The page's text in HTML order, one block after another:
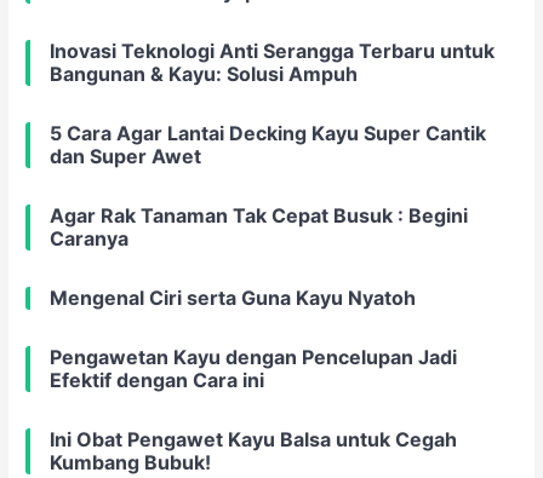
Inovasi Teknologi Anti Serangga Terbaru untuk
Bangunan & Kayu: Solusi Ampuh
5 Cara Agar Lantai Decking Kayu Super Cantik
dan Super Awet
Agar Rak Tanaman Tak Cepat Busuk : Begini
Caranya
Mengenal Ciri serta Guna Kayu Nyatoh
Pengawetan Kayu dengan Pencelupan Jadi
Efektif dengan Cara ini
Ini Obat Pengawet Kayu Balsa untuk Cegah
Kumbang Bubuk!